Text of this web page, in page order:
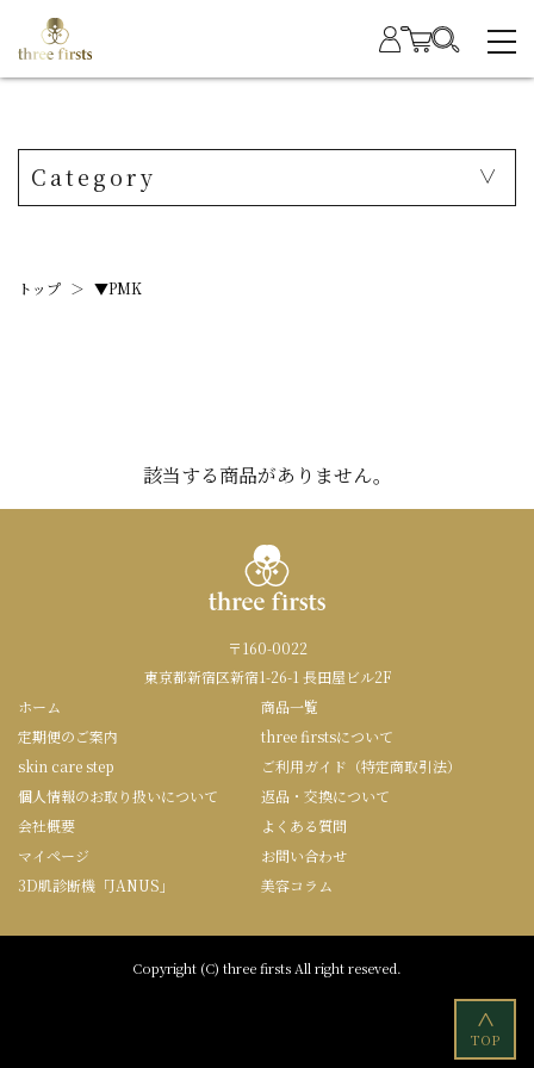
Category
トップ ＞ ▼PMK
該当する商品がありません。
〒160-0022
東京都新宿区新宿1-26-1 長田屋ビル2F
ホーム
商品一覧
定期便のご案内
three firstsについて
skin care step
ご利用ガイド（特定商取引法）
個人情報のお取り扱いについて
返品・交換について
会社概要
よくある質問
マイページ
お問い合わせ
3D肌診断機「JANUS」
美容コラム
Copyright (C) three firsts All right reseved.
<
TOP